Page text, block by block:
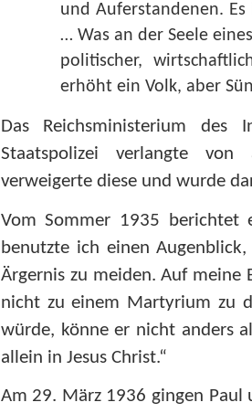
und Auferstandenen.
… Was an der Seele
politischer,
erhöht ein Volk, aber
Das Reichsministerium
Staatspolizei verlangte von
verweigerte diese und wurde
Vom Sommer 1935 berichtet
benutzte ich einen
Ärgernis zu meiden. Auf meine
nicht zu einem Martyrium zu
würde, könne er nicht anders
allein in Jesus Christ.“
Am 29. März 1936 gingen Paul